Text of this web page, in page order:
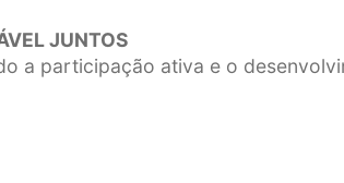
JUNTOS
a participação ativa e o